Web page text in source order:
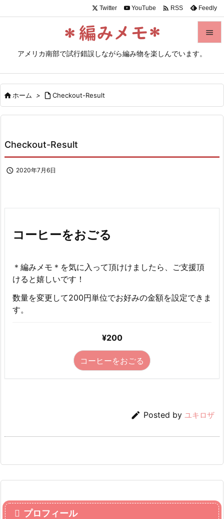
アメリカ南部で試行錯誤しながら編み物を楽しんでいます。


前へ

Twitter YouTube  RSS Feedly
ホーム >  Checkout-Result
Checkout-Result
 2020年7月6日
コーヒーをおごる
＊編みメモ＊を気に入って頂けけましたら、ご支援頂
けると嬉しいです！
数量を変更して200円単位でお好みの金額を設定できま
す。
¥200
コーヒーをおごる
 Posted by ユキロザ
プロフィール